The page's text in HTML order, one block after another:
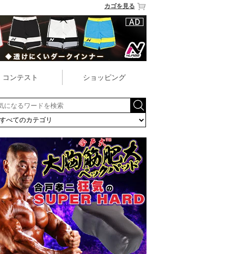
カゴを見る
コンテスト ショッピング